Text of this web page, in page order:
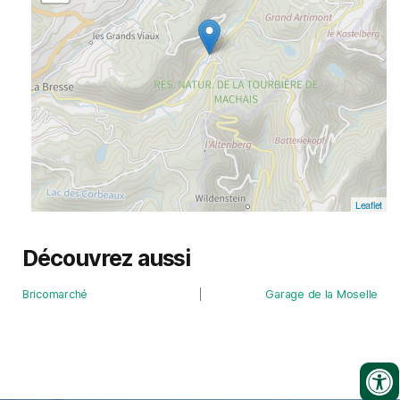
Leaflet
Découvrez aussi
Bricomarché Garage de la Moselle